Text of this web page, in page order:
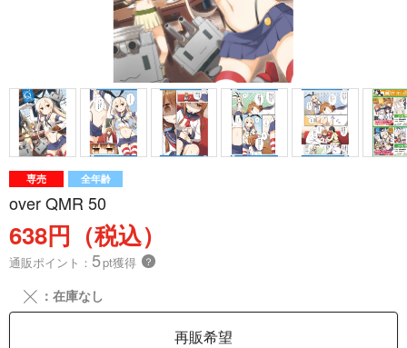
専売 全年齢
over QMR 50
638円（税込）
通販ポイント： 5pt獲得 ？
╳ ：在庫なし
再販希望